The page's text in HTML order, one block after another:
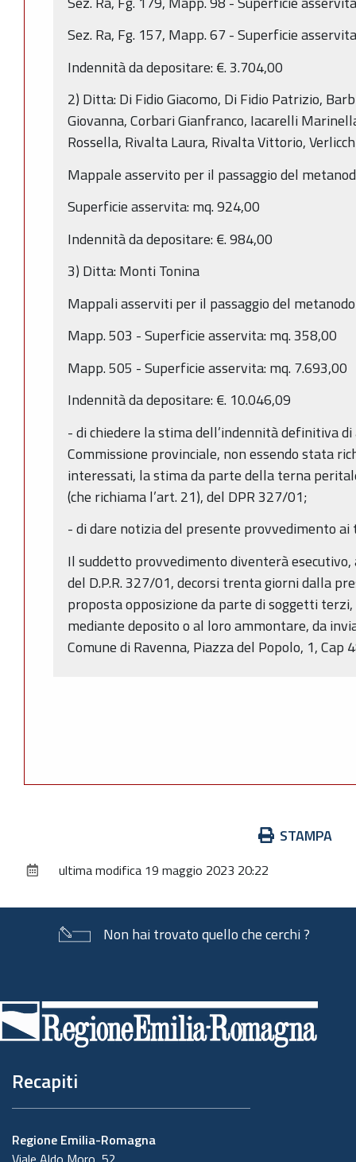
Sez. Ra, Fg. 157, Mapp. 67 - Superficie
Indennità da depositare: €. 3.704,00
2) Ditta: Di Fidio Giacomo, Di Fidio Patrizio,
Giovanna, Corbari Gianfranco, Iacarelli
Rossella, Rivalta Laura, Rivalta Vittorio,
Mappale asservito per il passaggio del
Superficie asservita: mq. 924,00
Indennità da depositare: €. 984,00
3) Ditta: Monti Tonina
Mappali asserviti per il passaggio del
Mapp. 503 - Superficie asservita: mq. 358,00
Mapp. 505 - Superficie asservita: mq. 7.693,00
Indennità da depositare: €. 10.046,09
- di chiedere la stima dell’indennità definitiva
Commissione provinciale, non essendo stata
interessati, la stima da parte della terna
(che richiama l’art. 21), del DPR 327/01;
- di dare notizia del presente provvedimento
Il suddetto provvedimento diventerà esecutivo,
del D.P.R. 327/01, decorsi trenta giorni dalla
proposta opposizione da parte di soggetti
mediante deposito o al loro ammontare, da
Comune di Ravenna, Piazza del Popolo, 1, Cap
documento
STAMPA
ultima modifica 19 maggio 2023 20:22
Non hai trovato quello che cerchi ?
di
pagina
Recapiti
Regione Emilia-Romagna